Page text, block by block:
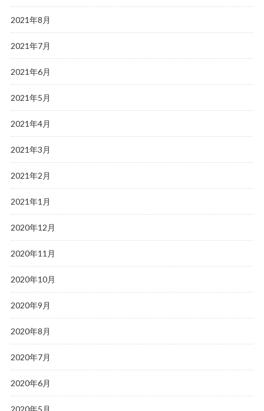
2021年8月
2021年7月
2021年6月
2021年5月
2021年4月
2021年3月
2021年2月
2021年1月
2020年12月
2020年11月
2020年10月
2020年9月
2020年8月
2020年7月
2020年6月
2020年5月